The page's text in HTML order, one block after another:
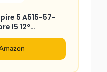
5 A515-57-
I5 12º…